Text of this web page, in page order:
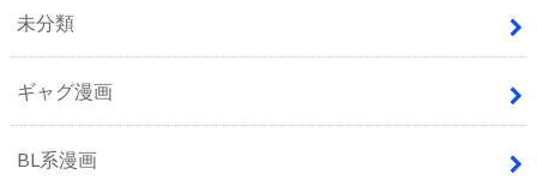
未分類
ギャグ漫画
BL系漫画